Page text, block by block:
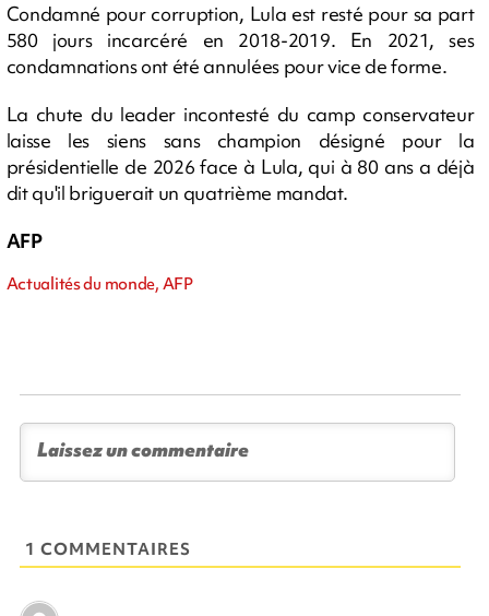
Condamné pour corruption, Lula est resté pour sa part
580 jours incarcéré en 2018-2019. En 2021, ses
condamnations ont été annulées pour vice de forme.
La chute du leader incontesté du camp conservateur
laisse les siens sans champion désigné pour la
présidentielle de 2026 face à Lula, qui à 80 ans a déjà
dit qu'il briguerait un quatrième mandat.
AFP
Actualités du monde, AFP
1 COMMENTAIRES